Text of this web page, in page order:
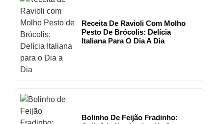
Receita De Ravioli Com Molho
Pesto De Brócolis: Delícia
Italiana Para O Dia A Dia
Bolinho De Feijão Fradinho: